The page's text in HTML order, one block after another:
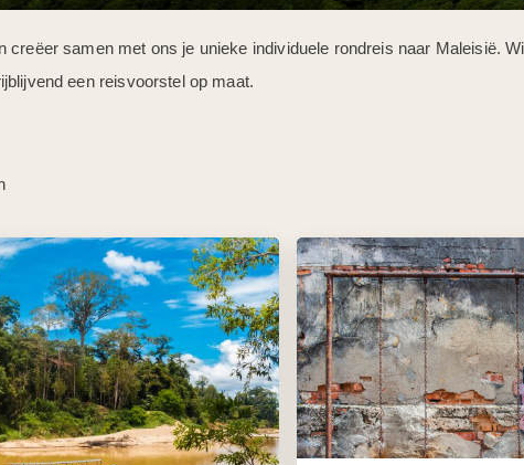
creëer samen met ons je unieke individuele rondreis naar Maleisië.
een reisvoorstel op maat.